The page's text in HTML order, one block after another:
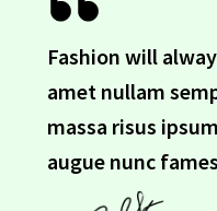
Fashion will
amet nullam
massa risus
augue nunc